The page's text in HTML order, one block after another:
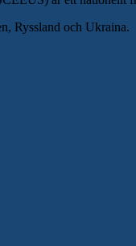
Ryssland och Ukraina.